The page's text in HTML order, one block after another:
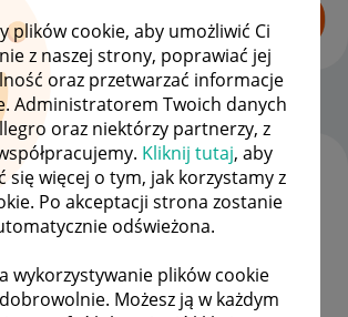
plików cookie, aby umożliwić Ci
z naszej strony, poprawiać jej
oraz przetwarzać informacje
Administratorem Twoich danych
oraz niektórzy partnerzy, z
Kliknij tutaj, aby
się więcej o tym, jak korzystamy z
Po akceptacji strona zostanie
odświeżona.
wykorzystywanie plików cookie
Możesz ją w każdym
sprzedawcy OPCJE
formalnie
zwrotu
WSZYSTKIE TEMATY